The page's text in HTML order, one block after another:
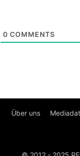
0 COMMENTS
Über uns